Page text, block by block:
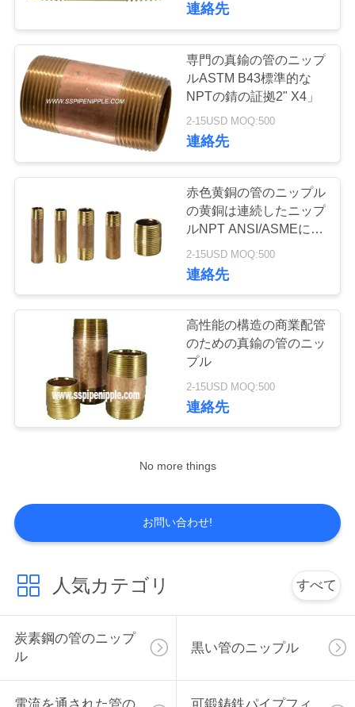
に
い
て
工
理
達
に
連
し
な
電流を通された管
のニップル
19
可鍛鋳鉄パイプフ
ィッティング
11
KCのニップル
スエージのニップ
ルの付属品
5
連絡先
専門の真鍮の管のニップ
ルASTM B43標準的な
NPTの錆の証拠2" X4」
2-15USD MOQ:500
連絡先
赤色黄銅の管のニップル
の黄銅は連続したニップ
ルNPT ANSI/ASMEに通
しました
2-15USD MOQ:500
連絡先
高性能の構造の商業配管
のための真鍮の管のニッ
プル
2-15USD MOQ:500
連絡先
No more things
お問い合わせ!
人気カテゴリ すべて
炭素鋼の管のニップ
ル
黒い管のニップル